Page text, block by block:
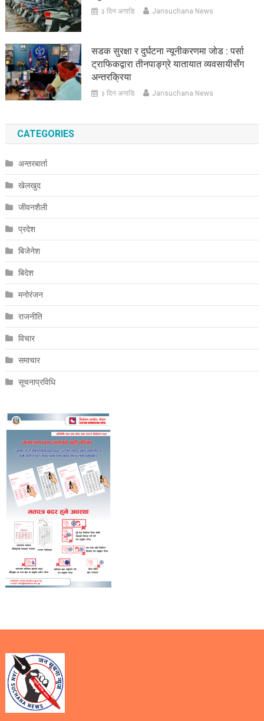
३ दिन अगाडि Jansuchana News
सडक सुरक्षा र दुर्घटना न्यूनीकरणमा जोड : पर्सा
ट्राफिकद्वारा तीनपाङ्ग्रे यातायात व्यवसायीसँग
अन्तरक्रिया
३ दिन अगाडि Jansuchana News
CATEGORIES
अन्तरबार्ता
खेलखुद
जीवनशैली
प्रदेश
बिजेनेश
बिदेश
मनोरंजन
राजनीति
विचार
समाचार
सूचनाप्रविधि